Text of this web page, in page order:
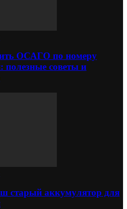
ОСАГО по номеру
полезные советы и
старый аккумулятор для